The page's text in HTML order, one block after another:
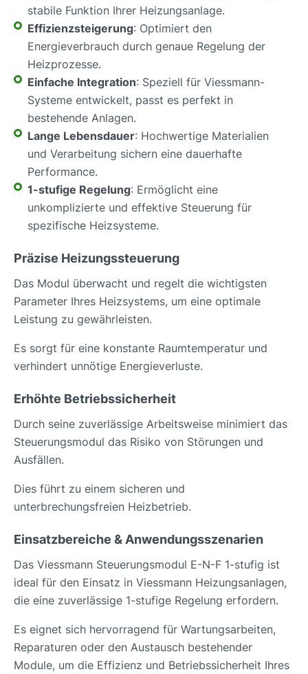
stabile Funktion Ihrer Heizungsanlage.
Effizienzsteigerung: Optimiert den
Energieverbrauch durch genaue Regelung der
Heizprozesse.
Einfache Integration: Speziell für Viessmann-
Systeme entwickelt, passt es perfekt in
bestehende Anlagen.
Lange Lebensdauer: Hochwertige Materialien
und Verarbeitung sichern eine dauerhafte
Performance.
1-stufige Regelung: Ermöglicht eine
unkomplizierte und effektive Steuerung für
spezifische Heizsysteme.
Präzise Heizungssteuerung
Das Modul überwacht und regelt die wichtigsten
Parameter Ihres Heizsystems, um eine optimale
Leistung zu gewährleisten.
Es sorgt für eine konstante Raumtemperatur und
verhindert unnötige Energieverluste.
Erhöhte Betriebssicherheit
Durch seine zuverlässige Arbeitsweise minimiert das
Steuerungsmodul das Risiko von Störungen und
Ausfällen.
Dies führt zu einem sicheren und
unterbrechungsfreien Heizbetrieb.
Einsatzbereiche & Anwendungsszenarien
Das Viessmann Steuerungsmodul E-N-F 1-stufig ist
ideal für den Einsatz in Viessmann Heizungsanlagen,
die eine zuverlässige 1-stufige Regelung erfordern.
Es eignet sich hervorragend für Wartungsarbeiten,
Reparaturen oder den Austausch bestehender
Module, um die Effizienz und Betriebssicherheit Ihres